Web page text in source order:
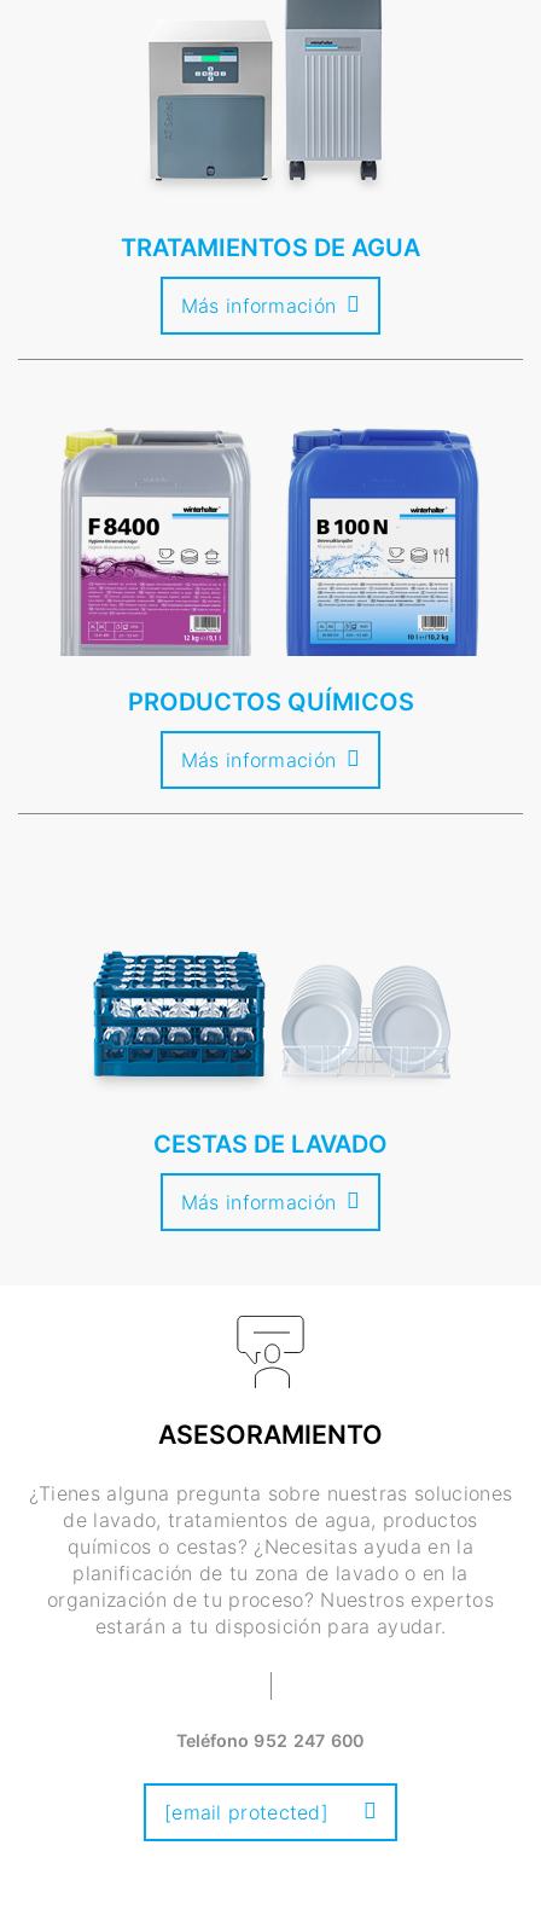
TRATAMIENTOS DE AGUA
Más información
PRODUCTOS QUÍMICOS
Más información
CESTAS DE LAVADO
Más información
ASESORAMIENTO
¿Tienes alguna pregunta sobre nuestras soluciones
de lavado, tratamientos de agua, productos
químicos o cestas? ¿Necesitas ayuda en la
planificación de tu zona de lavado o en la
organización de tu proceso? Nuestros expertos
estarán a tu disposición para ayudar.
Teléfono 952 247 600
[email protected]